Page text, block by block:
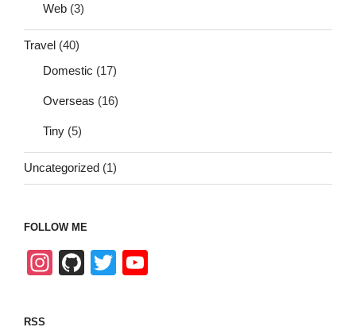
Web (3)
Travel (40)
Domestic (17)
Overseas (16)
Tiny (5)
Uncategorized (1)
FOLLOW ME
In
Gi T
RSS